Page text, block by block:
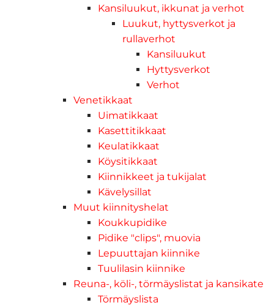
Kansiluukut, ikkunat ja verhot
Luukut, hyttysverkot ja
rullaverhot
Kansiluukut
Hyttysverkot
Verhot
Venetikkaat
Uimatikkaat
Kasettitikkaat
Keulatikkaat
Köysitikkaat
Kiinnikkeet ja tukijalat
Kävelysillat
Muut kiinnityshelat
Koukkupidike
Pidike "clips", muovia
Lepuuttajan kiinnike
Tuulilasin kiinnike
Reuna-, köli-, törmäyslistat ja kansikate
Törmäyslista